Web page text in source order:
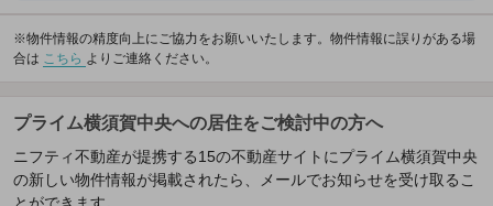
※物件情報の精度向上にご協力をお願いいたします。物件情報に誤りがある場
合は こちら よりご連絡ください。
プライム横須賀中央への居住をご検討中の方へ
ニフティ不動産が提携する15の不動産サイトにプライム横須賀中央
の新しい物件情報が掲載されたら、メールでお知らせを受け取るこ